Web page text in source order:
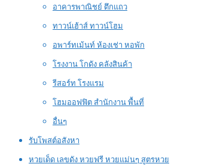
อาคารพาณิชย์ ตึกแถว
ทาวน์เฮ้าส์ ทาวน์โฮม
อพาร์ทเม้นท์ ห้องเช่า หอพัก
โรงงาน โกดัง คลังสินค้า
รีสอร์ท โรงแรม
โฮมออฟฟิต สำนักงาน พื้นที่
อื่นๆ
รับโพสต์อสังหา
หวยเด็ด เลขดัง หวยฟรี หวยแม่นๆ สูตรหวย